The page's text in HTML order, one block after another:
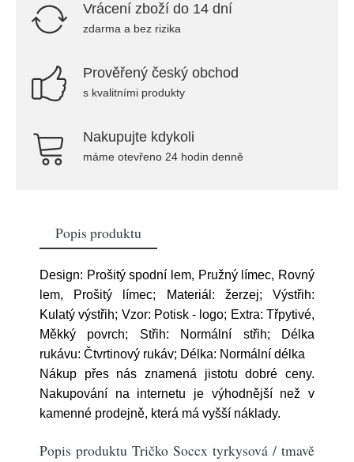
Vrácení zboží do 14 dní
zdarma a bez rizika
Prověřený český obchod
s kvalitními produkty
Nakupujte kdykoli
máme otevřeno 24 hodin denně
Popis produktu
Design: Prošitý spodní lem, Pružný límec, Rovný
lem, Prošitý límec; Materiál: žerzej; Výstřih:
Kulatý výstřih; Vzor: Potisk - logo; Extra: Třpytivé,
Měkký povrch; Střih: Normální střih; Délka
rukávu: Čtvrtinový rukáv; Délka: Normální délka
Nákup přes nás znamená jistotu dobré ceny.
Nakupování na internetu je výhodnější než v
kamenné prodejně, která má vyšší náklady.
Popis produktu Tričko Soccx tyrkysová / tmavě